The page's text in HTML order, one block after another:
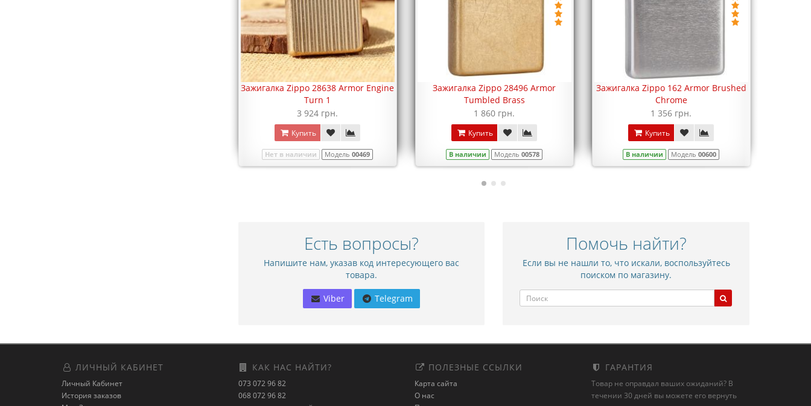
Зажигалка Zippo 28638 Armor Engine
Turn 1
3 924 грн.
Купить
Нет в наличии Модель 00469
Зажигалка Zippo 28496 Armor
Tumbled Brass
1 860 грн.
Купить
В наличии Модель 00578
Зажигалка Zippo 162 Armor Brushed
Chrome
1 356 грн.
Купить
В наличии Модель 00600
Есть вопросы?
Напишите нам, указав код интересующего вас
товара.
Viber Telegram
Помочь найти?
Если вы не нашли то, что искали, воспользуйтесь
поиском по магазину.
ЛИЧНЫЙ КАБИНЕТ
Личный Кабинет
История заказов
КАК НАС НАЙТИ?
073 072 96 82
068 072 96 82
ПОЛЕЗНЫЕ ССЫЛКИ
Карта сайта
О нас
ГАРАНТИЯ
Товар не оправдал ваших ожиданий? В
течении 30 дней вы можете его вернуть